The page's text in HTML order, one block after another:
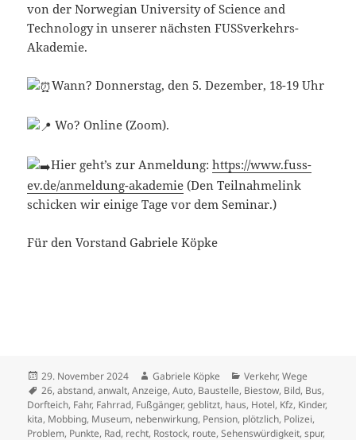
von der Norwegian University of Science and
Technology in unserer nächsten FUSSverkehrs-
Akademie.
Wann? Donnerstag, den 5. Dezember, 18-19 Uhr
Wo? Online (Zoom).
Hier geht’s zur Anmeldung:https://www.fuss-
ev.de/anmeldung-akademie (Den Teilnahmelink
schicken wir einige Tage vor dem Seminar.)
Für den Vorstand Gabriele Köpke
Veröffentlicht
am
29. November 2024 Autor
Gabriele Köpke Kategorien
Verkehr,Wege
Schlagwörter
26,abstand,anwalt,Anzeige,Auto, Baustelle, Biestow, Bild, Bus,
Dorfteich, Fahr, Fahrrad, Fußgänger,geblitzt, haus, Hotel, Kfz, Kinder,
kita, Mobbing, Museum, nebenwirkung, Pension, plötzlich, Polizei,
Problem, Punkte, Rad, recht, Rostock, route,Sehenswürdigkeit,spur,